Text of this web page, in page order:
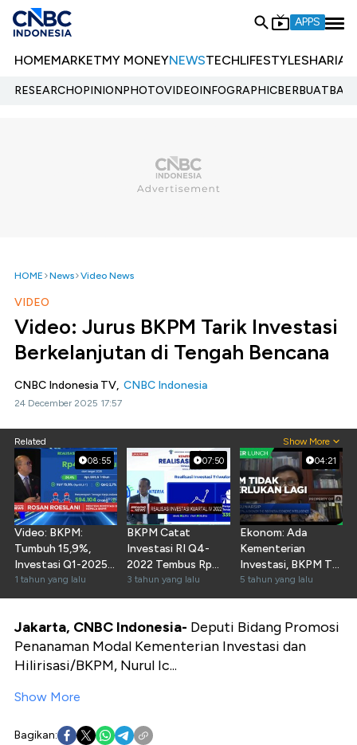
APPS
HOMEMARKETMY MONEYNEWSTECHLIFESTYLESHARIA
RESEARCHOPINIONPHOTOVIDEOINFOGRAPHIC
HOME News Video News
VIDEO
Video: Jurus BKPM Tarik Investasi
Berkelanjutan di Tengah Bencana
CNBC Indonesia TV, CNBC Indonesia
24 December 2025 17:57
Related Show More
08:55
Video: BKPM:
Tumbuh 15,9%,
Investasi Q1-2025
Tembus Rp465,2
Triliun
1 tahun yang lalu
07:50
BKPM Catat
Investasi RI Q4-
2022 Tembus Rp
314,8 Triliun
3 tahun yang lalu
04:21
Ekonom: Ada
Kementerian
Investasi, BKPM Tak
Diperlukan Lagi
5 tahun yang lalu
Jakarta, CNBC Indonesia- Deputi Bidang Promosi
Penanaman Modal Kementerian Investasi dan
Hilirisasi/BKPM, Nurul Ic...
Show More
Bagikan: